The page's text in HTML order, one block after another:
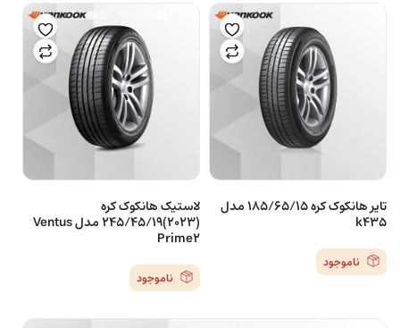
تایر هانکوک کره 185/65/15 مدل
k435
ناموجود
لاستیک هانکوک کره
(2023)245/45/19 مدل Ventus
Prime2
ناموجود